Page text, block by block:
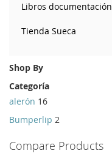
Libros documentación
Tienda Sueca
Shop By
Categoría
alerón 16
Bumperlip 2
Compare Products